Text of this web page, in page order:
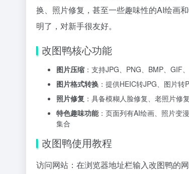
换、照片修复，甚至一些趣味性的AI绘画
明了，对新手很友好。
改图鸭核心功能
图片压缩 ：支持JPG、PNG、BMP、GIF
图片格式转换 ：提供HEIC转JPG、图片
照片修复 ：具备模糊人脸修复、老照片
特色趣味功能：页面列有AI绘画、照片变
集合
改图鸭使用教程
访问网站：在浏览器地址栏输入改图鸭的